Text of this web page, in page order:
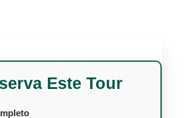
Este Tour